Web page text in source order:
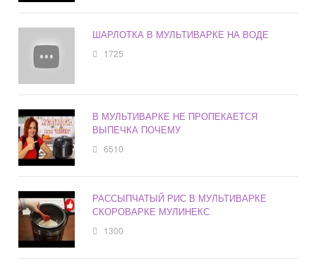
ШАРЛОТКА В МУЛЬТИВАРКЕ НА ВОДЕ
1725
В МУЛЬТИВАРКЕ НЕ ПРОПЕКАЕТСЯ
ВЫПЕЧКА ПОЧЕМУ
6510
РАССЫПЧАТЫЙ РИС В МУЛЬТИВАРКЕ
СКОРОВАРКЕ МУЛИНЕКС
1300